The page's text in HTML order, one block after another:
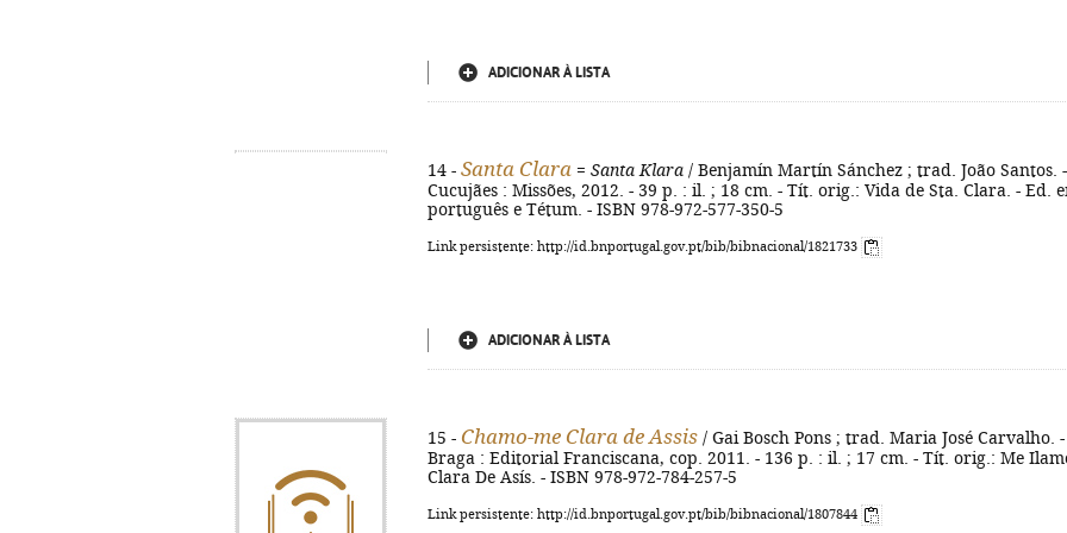
ADICIONAR À LISTA
14 - Santa Clara = Santa Klara / Benjamín Martín Sánchez ; trad. João Santos. -
Cucujães : Missões, 2012. - 39 p. : il. ; 18 cm. - Tít. orig.: Vida de Sta. Clara. - Ed.
português e Tétum. - ISBN 978-972-577-350-5
Link persistente: http://id.bnportugal.gov.pt/bib/bibnacional/1821733
ADICIONAR À LISTA
15 - Chamo-me Clara de Assis / Gai Bosch Pons ; trad. Maria José Carvalho. -
Braga : Editorial Franciscana, cop. 2011. - 136 p. : il. ; 17 cm. - Tít. orig.: Me
Clara De Asís. - ISBN 978-972-784-257-5
Link persistente: http://id.bnportugal.gov.pt/bib/bibnacional/1807844